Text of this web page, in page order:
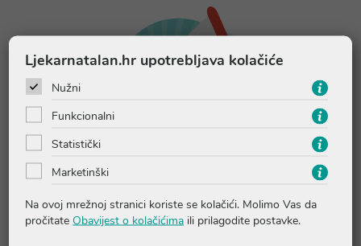
Ostvarite -10% popusta na prvu
kupovinu
Prijavite se na naš newsletter i ostvarite 10% popusta na
Ljekarnatalan.hr upotrebljava kolačiće
Nužni
Funkcionalni
Statistički
Marketinški
Na ovoj mrežnoj stranici koriste se kolačići. Molimo Vas da
pročitate Obavijest o kolačićima ili prilagodite postavke.